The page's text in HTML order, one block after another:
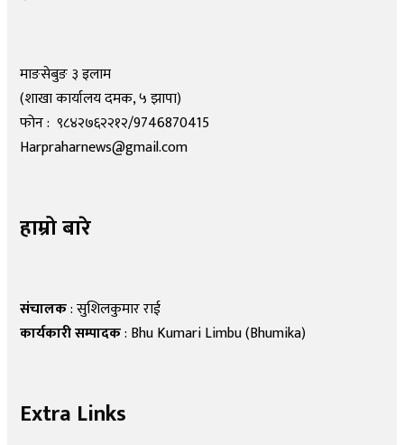
माङसेबुङ ३ इलाम
(शाखा कार्यालय दमक, ५ झापा)
फोन : ९८४२७६२२१२/9746870415
Harpraharnews@gmail.com
हाम्रो बारे
संचालक: सुशिलकुमार राई
कार्यकारी सम्पादक: Bhu Kumari Limbu (Bhumika)
Extra Links